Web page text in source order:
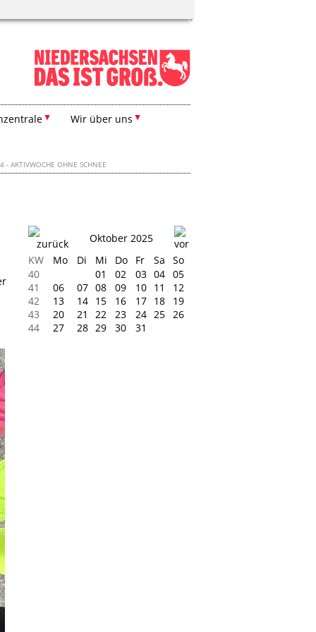
Wir über uns
- AKTIVWOCHE OHNE SCHNEE
Oktober 2025
KW
Mo Di Mi Do Fr Sa
So
40
01 02 03 04 05
41
06 07 08 09 10 11
12
42
13 14 15 16 17 18
19
43
20 21 22 23 24 25 26
44
27 28 29 30 31